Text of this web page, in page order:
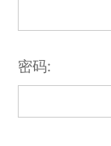
密码: